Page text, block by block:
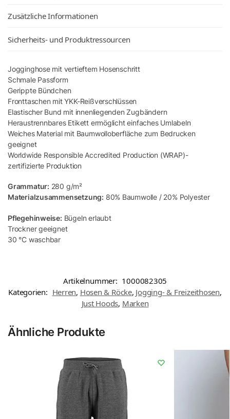
Zusätzliche Informationen
Sicherheits- und Produktressourcen
Jogginghose mit vertieftem Hosenschritt
Schmale Passform
Gerippte Bündchen
Fronttaschen mit YKK-Reißverschlüssen
Elastischer Bund mit innenliegenden Zugbändern
Heraustrennbares Etikett ermöglicht einfaches Umlabeln
Weiches Material mit Baumwolloberfläche zum Bedrucken
geeignet
Worldwide Responsible Accredited Production (WRAP)-
zertifizierte Produktion
Grammatur: 280 g/m²
Materialzusammensetzung: 80% Baumwolle / 20% Polyester
Pflegehinweise: Bügeln erlaubt
Trockner geeignet
30 °C waschbar
Artikelnummer: 1000082305
Kategorien: Herren, Hosen & Röcke, Jogging- & Freizeithosen,
Just Hoods, Marken
Ähnliche Produkte